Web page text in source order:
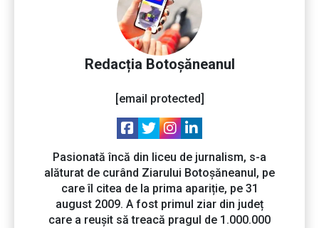
Redacția Botoșăneanul
[email protected]
Pasionată încă din liceu de jurnalism, s-a
alăturat de curând Ziarului Botoșăneanul, pe
care îl citea de la prima apariție, pe 31
august 2009. A fost primul ziar din județ
care a reușit să treacă pragul de 1.000.000